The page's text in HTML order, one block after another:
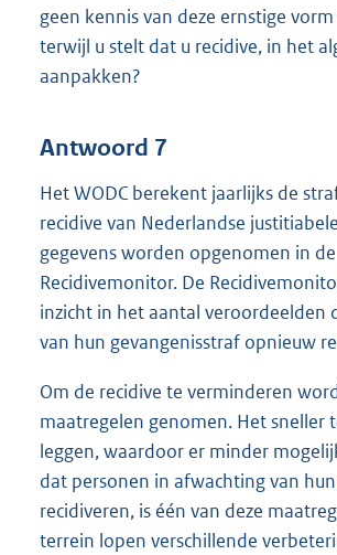
geen kennis van deze ernstige
terwijl u stelt dat u recidive, in het
aanpakken?
Antwoord 7
Het WODC berekent jaarlijks de
recidive van Nederlandse
gegevens worden opgenomen in de
Recidivemonitor. De
inzicht in het aantal veroordeelden
van hun gevangenisstraf opnieuw
Om de recidive te verminderen
maatregelen genomen. Het sneller
leggen, waardoor er minder
dat personen in afwachting van
recidiveren, is één van deze
terrein lopen verschillende